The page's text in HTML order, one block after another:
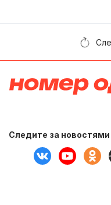
Следите за новостями